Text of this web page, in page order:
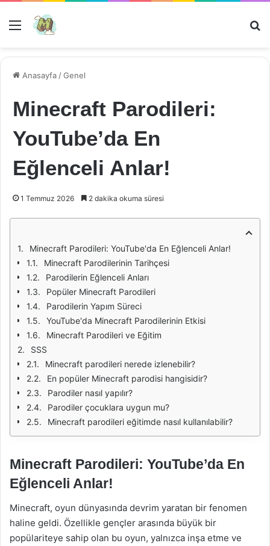
Menü
Anasayfa /Genel
Minecraft Parodileri:
YouTube’da En
Eğlenceli Anlar!
1 Temmuz 2026 2 dakika okuma süresi
Minecraft Parodileri: YouTube'da En Eğlenceli Anlar!
Minecraft Parodilerinin Tarihçesi
Parodilerin Eğlenceli Anları
Popüler Minecraft Parodileri
Parodilerin Yapım Süreci
YouTube'da Minecraft Parodilerinin Etkisi
Minecraft Parodileri ve Eğitim
SSS
Minecraft parodileri nerede izlenebilir?
En popüler Minecraft parodisi hangisidir?
Parodiler nasıl yapılır?
Parodiler çocuklara uygun mu?
Minecraft parodileri eğitimde nasıl kullanılabilir?
Minecraft Parodileri: YouTube’da En
Eğlenceli Anlar!
Minecraft, oyun dünyasında devrim yaratan bir fenomen
haline geldi. Özellikle gençler arasında büyük bir
popülariteye sahip olan bu oyun, yalnızca inşa etme ve